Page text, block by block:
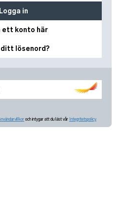
ett konto här
lösenord?
Logga in
och intygar att du läst vår Integritetspolicy.